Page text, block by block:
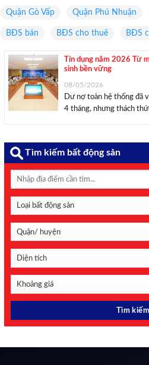
Quận Gò Vấp Quận Phú Nhuận
BĐS bán BĐS cho thuê BĐS
Tín dụng năm 2026 Từ
sinh bền vững
08/05/2026
Dư nợ toàn hệ thống đã
4 tháng, nhưng thách
Tìm kiếm bất động sản